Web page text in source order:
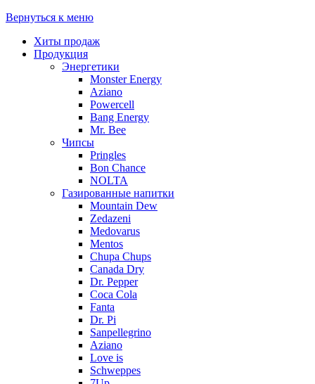
Вернуться к меню
Хиты продаж
Продукция
Энергетики
Monster Energy
Aziano
Powercell
Bang Energy
Mr. Bee
Чипсы
Pringles
Bon Chance
NOLTA
Газированные напитки
Mountain Dew
Zedazeni
Medovarus
Mentos
Chupa Chups
Canada Dry
Dr. Pepper
Coca Cola
Fanta
Dr. Pi
Sanpellegrino
Aziano
Love is
Schweppes